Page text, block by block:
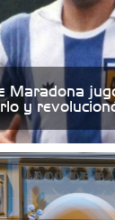
Maradona
y